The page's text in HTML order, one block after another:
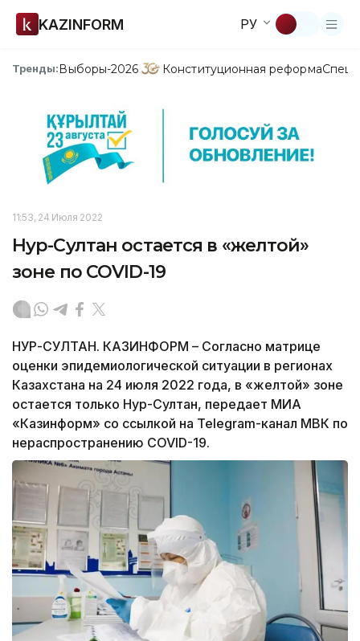
KAZINFORM РУ
Тренды:Выборы-2026 Конституционная реформа
11:53, 24 Июля 2022
Нур-Султан остается в «желтой»
зоне по COVID-19
НУР-СУЛТАН. КАЗИНФОРМ – Согласно матрице
оценки эпидемиологической ситуации в регионах
Казахстана на 24 июля 2022 года, в «желтой» зоне
остается только Нур-Султан, передает МИА
«Казинформ» со ссылкой на Telegram-канал МВК по
нераспространению COVID-19.